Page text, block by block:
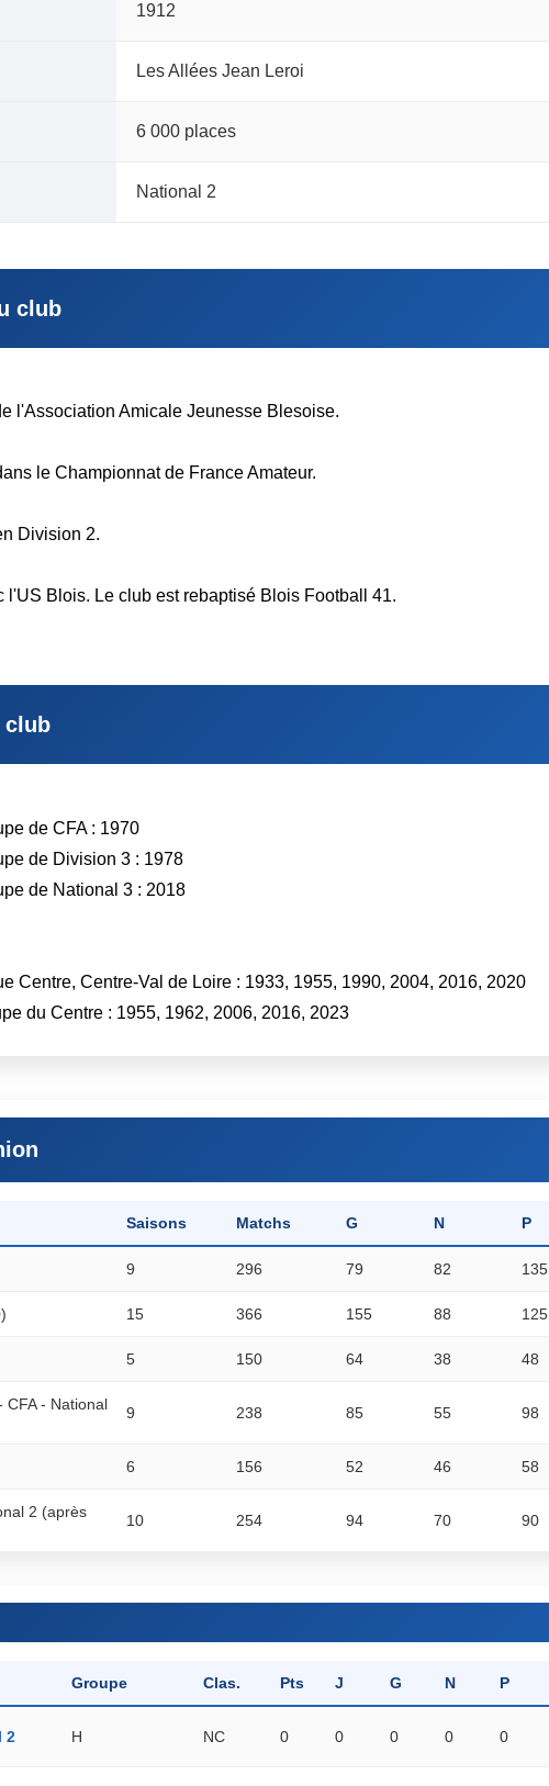
1912
Les Allées Jean Leroi
6 000 places
National 2
club
l'Association Amicale Jeunesse Blesoise.
le Championnat de France Amateur.
Division 2.
l'US Blois. Le club est rebaptisé Blois Football 41.
club
de CFA : 1970
de Division 3 : 1978
de National 3 : 2018
Centre, Centre-Val de Loire : 1933, 1955, 1990, 2004, 2016, 2020
du Centre : 1955, 1962, 2006, 2016, 2023
Saisons Matchs G N P
9 296 79 82 135
15 366 155 88 125
5 150 64 38 48
CFA - National
9 238 85 55 98
6 156 52 46 58
2 (après
10 254 94 70 90
Groupe Clas. Pts J G N P
2 H NC 0 0 0 0 0